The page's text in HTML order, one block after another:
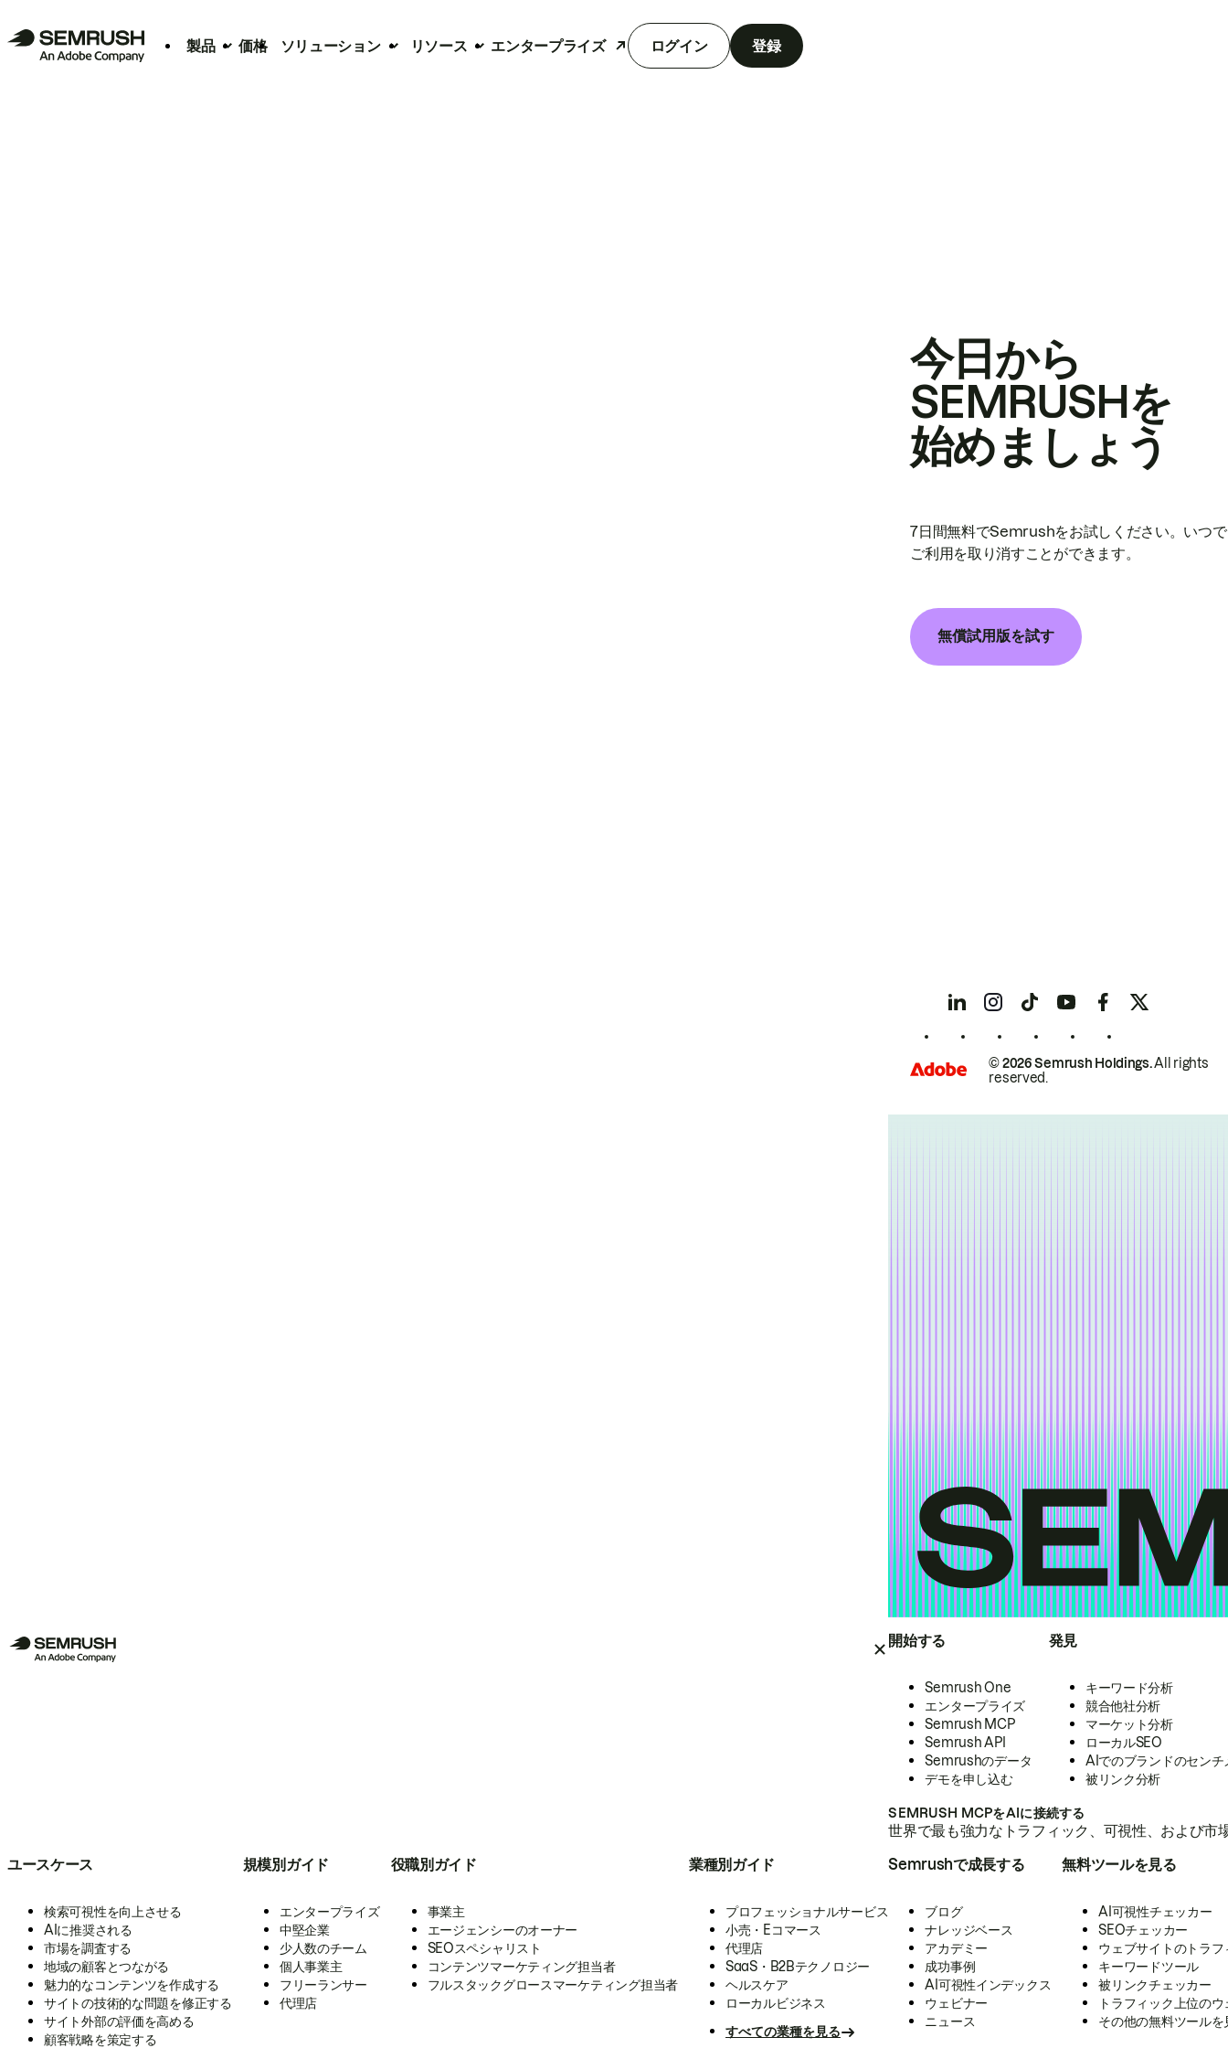
製品 価格 ソリューション リソース エンタープライズ ログイン 登録
開始する
Semrush One
エンタープライズ
Semrush MCP
Semrush API
Semrushのデータ
デモを申し込む
発見
キーワード分析
競合他社分析
マーケット分析
ローカルSEO
AIでのブランドのセンチ
被リンク分析
SEMRUSH MCPをAIに接続する
世界で最も強力なトラフィック、可視性、および
ユースケース
検索可視性を向上させる
AIに推奨される
市場を調査する
地域の顧客とつながる
魅力的なコンテンツを作成する
サイトの技術的な問題を修正する
サイト外部の評価を高める
顧客戦略を策定する
規模別ガイド
エンタープライズ
中堅企業
少人数のチーム
個人事業主
フリーランサー
代理店
役職別ガイド
事業主
エージェンシーのオーナー
SEOスペシャリスト
コンテンツマーケティング担当者
フルスタックグロースマーケティング担当者
業種別ガイド
プロフェッショナルサービス
小売・Eコマース
代理店
SaaS・B2Bテクノロジー
ヘルスケア
ローカルビジネス
すべての業種を見る
Semrushで成長する
ブログ
ナレッジベース
アカデミー
成功事例
AI可視性インデックス
ウェビナー
ニュース
無料ツールを見る
AI可視性チェッカー
SEOチェッカー
ウェブサイトのトラ
キーワードツール
被リンクチェッカー
トラフィック上位の
その他の無料ツールを
今日から
SEMRUSHを
始めましょう
7日間無料でSemrushをお試しください。いつ
ご利用を取り消すことができます。
無償試用版を試す
© 2026 Semrush Holdings.All rights
reserved.